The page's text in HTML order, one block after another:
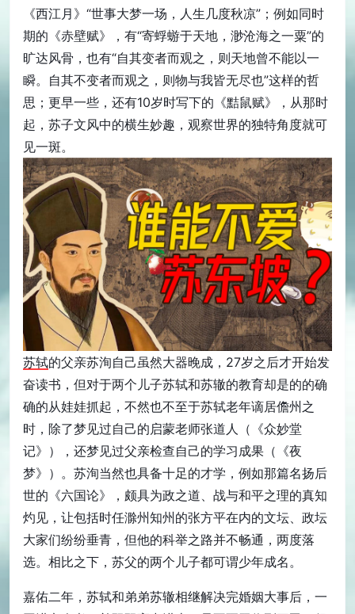
《西江月》“世事大梦一场，人生几度秋凉”；例如同时
期的《赤壁赋》，有“寄蜉蝣于天地，渺沧海之一粟”的
旷达风骨，也有“自其变者而观之，则天地曾不能以一
瞬。自其不变者而观之，则物与我皆无尽也”这样的哲
思；更早一些，还有10岁时写下的《黠鼠赋》，从那时
起，苏子文风中的横生妙趣，观察世界的独特角度就可
见一斑。
苏轼的父亲苏洵自己虽然大器晚成，27岁之后才开始发
奋读书，但对于两个儿子苏轼和苏辙的教育却是的的确
确的从娃娃抓起，不然也不至于苏轼老年谪居儋州之
时，除了梦见过自己的启蒙老师张道人（《众妙堂
记》），还梦见过父亲检查自己的学习成果（《夜
梦》）。苏洵当然也具备十足的才学，例如那篇名扬后
世的《六国论》，颇具为政之道、战与和平之理的真知
灼见，让包括时任滁州知州的张方平在内的文坛、政坛
大家们纷纷垂青，但他的科举之路并不畅通，两度落
选。相比之下，苏父的两个儿子都可谓少年成名。
嘉佑二年，苏轼和弟弟苏辙相继解决完婚姻大事后，一